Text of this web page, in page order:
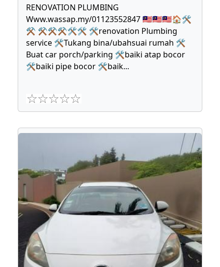
RENOVATION PLUMBING
Www.wassap.my/01123552847 🇲🇾🇲🇾🇲🇾🏠🛠
⚒ ⚒⚒⚒🛠🛠 🛠renovation Plumbing
service 🛠Tukang bina/ubahsuai rumah 🛠
Buat car porch/parking 🛠baiki atap bocor
🛠baiki pipe bocor 🛠baik...